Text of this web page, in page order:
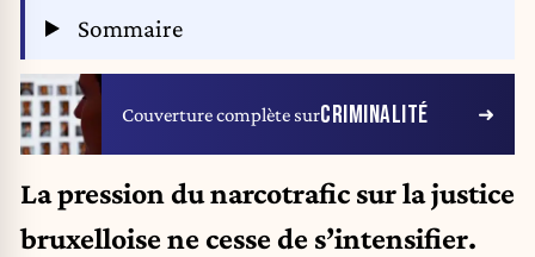
Sommaire
Couverture complète surCRIMINALITÉ
La pression du narcotrafic sur la justice
bruxelloise ne cesse de s’intensifier.